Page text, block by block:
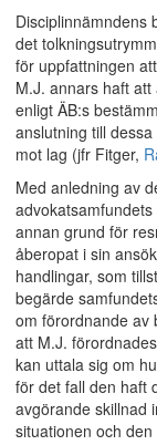
Disciplinnämndens
det
för uppfattningen
M.J. annars haft
enligt ÄB:s
anslutning till
mot lag (jfr Fitger,
Med anledning av
annan grund för
åberopat i sin
handlingar, som
begärde
om förordnande av
att M.J.
kan uttala sig om
för det fall den haft
avgörande skillnad
situationen och